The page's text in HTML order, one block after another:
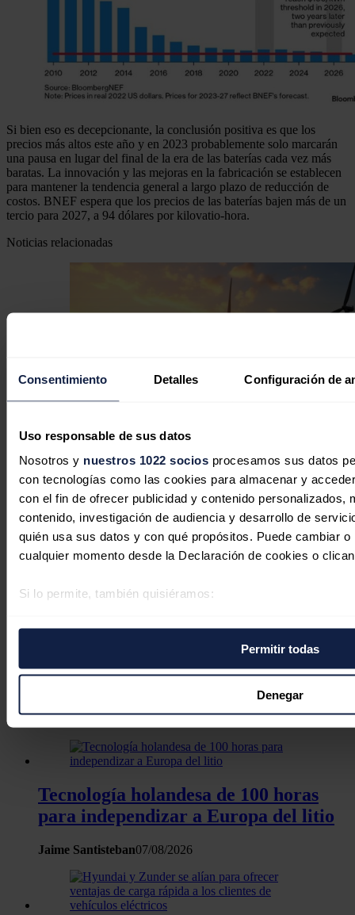
Consentimiento Detalles Configuración de
Uso responsable de sus datos
Nosotros y nuestros 1022 sociosprocesamos sus datos
con tecnologías como las cookies para almacenar y
con el fin de ofrecer publicidad y contenido personalizados,
contenido, investigación de audiencia y desarrollo de
quién usa sus datos y con qué propósitos. Puede cambiar
cualquier momento desde la Declaración de cookies o
Si lo permite, también quisiéramos:
Identificar su dispositivo analizándolo activamente
específicas (huellas digitales)
Obtenga más información sobre cómo se procesan sus
preferencias en lasección de datos. Puede cambiar o
momento en la Declaración de cookies.
Las cookies de este sitio web se usan para personalizar el
funciones de redes sociales y analizar el tráfico. Además,
uso que haga del sitio web con nuestros partners de redes
quienes pueden combinarla con otra información que les
recopilado a partir del uso que haya hecho de sus servicios.
Permitir todas
Denegar
Si bien eso es decepcionante, la conclusión positiva es que los
precios más altos este año y en 2023 probablemente solo marcarán
una pausa en lugar del final de la era de las baterías cada vez más
baratas. La innovación y las mejoras en la fabricación se establecen
para mantener la tendencia general a largo plazo de reducción de
costos. BNEF espera que los precios de las baterías bajen más de un
tercio para 2027, a 94 dólares por kilovatio-hora.
Noticias relacionadas
La inversión energética en España
cambia de rumbo: las baterías y las
redes sustituyen al boom renovable
Australia quiere convertir la
inteligencia artificial en motor de su
José A. Roca07/08/2026
Tecnología holandesa de 100 horas
para independizar a Europa del litio
Jaime Santisteban07/08/2026